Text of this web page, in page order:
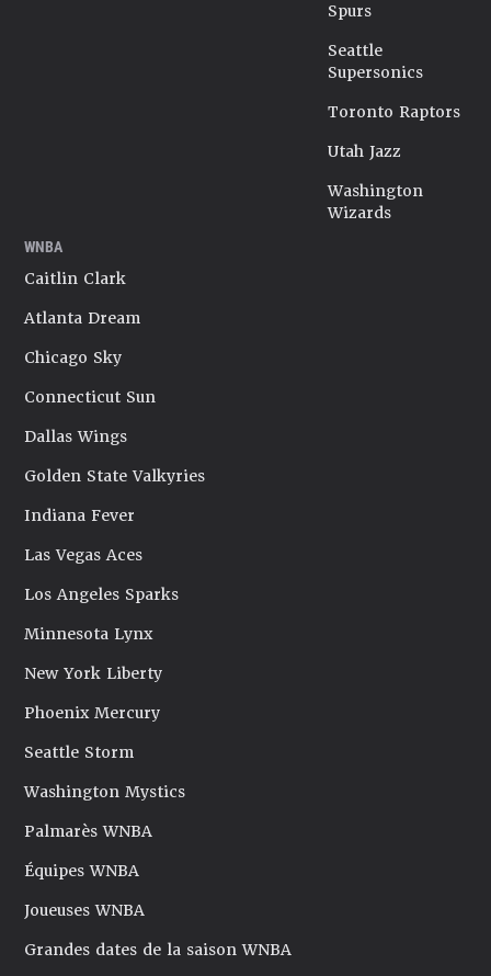
Spurs
Seattle
Supersonics
Toronto Raptors
Utah Jazz
Washington
Wizards
WNBA
Caitlin Clark
Atlanta Dream
Chicago Sky
Connecticut Sun
Dallas Wings
Golden State Valkyries
Indiana Fever
Las Vegas Aces
Los Angeles Sparks
Minnesota Lynx
New York Liberty
Phoenix Mercury
Seattle Storm
Washington Mystics
Palmarès WNBA
Équipes WNBA
Joueuses WNBA
Grandes dates de la saison WNBA